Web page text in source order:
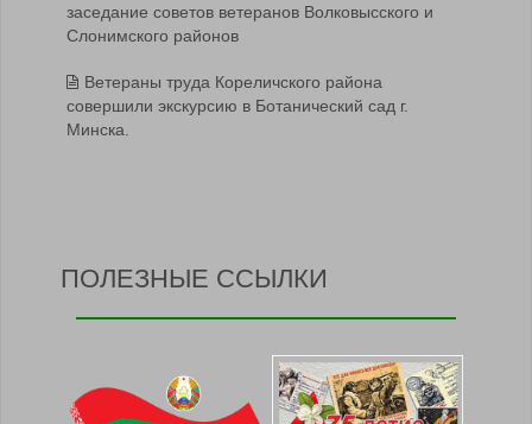
заседание советов ветеранов Волковысского и
Слонимского районов
Ветераны труда Кореличского района
совершили экскурсию в Ботанический сад г.
Минска.
ПОЛЕЗНЫЕ ССЫЛКИ